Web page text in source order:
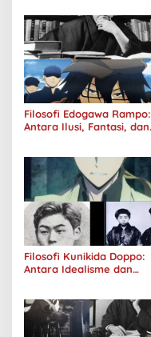
Filosofi Edogawa Rampo:
Antara Ilusi, Fantasi, dan
Filosofi Kunikida Doppo:
Antara Idealisme dan